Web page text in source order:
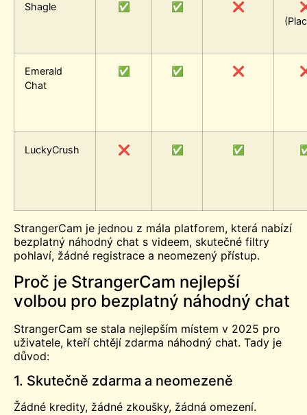
Shagle ✅ ✅ ❌
Emerald
Chat
✅ ✅ ❌
LuckyCrush ❌ ✅ ✅
StrangerCam je jednou z mála platforem, která nabízí
bezplatný náhodný chat s videem, skutečné filtry
pohlaví, žádné registrace a neomezený přístup.
Proč je StrangerCam nejlepší
volbou pro bezplatný náhodný chat
StrangerCam se stala nejlepším místem v 2025 pro
uživatele, kteří chtějí zdarma náhodný chat. Tady je
důvod:
1. Skutečně zdarma a neomezeně
Žádné kredity, žádné zkoušky, žádná omezení.